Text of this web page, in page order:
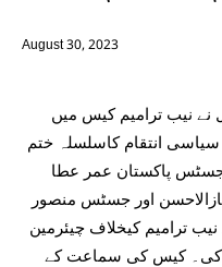
August 30, 2023
نیب ترامیم کیس میں
انتقام کاسلسلہ ختم
پاکستان عمر عطا
اور جسٹس منصور
ترامیم کیخلاف چیئرمین
کی۔ کیس کی سماعت کے